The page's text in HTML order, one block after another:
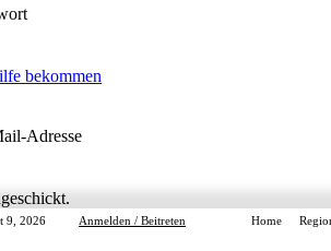
bekommen
Adresse
9, 2026 Anmelden / Beitreten Home